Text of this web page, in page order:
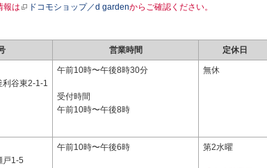
報は ドコモショップ／d gardenからご確認ください。
営業時間 定休日
利谷東2-1-1
午前10時〜午後8時30分
受付時間
午前10時〜午後8時
無休
戸1-5
午前10時〜午後6時 第2水曜